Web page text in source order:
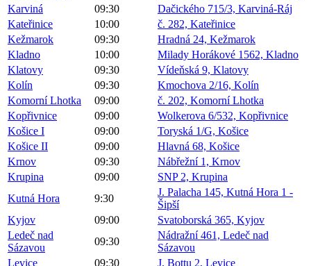
Karviná
09:30
Dačického 715/3, Karviná-Ráj
Kateřinice
10:00
č. 282, Kateřinice
Kežmarok
09:30
Hradná 24, Kežmarok
Kladno
10:00
Milady Horákové 1562, Kladno
Klatovy
09:30
Vídeňská 9, Klatovy
Kolín
09:30
Kmochova 2/16, Kolín
Komorní Lhotka
09:00
č. 202, Komorní Lhotka
Kopřivnice
09:00
Wolkerova 6/532, Kopřivnice
Košice I
09:00
Toryská 1/G, Košice
Košice II
09:00
Hlavná 68, Košice
Krnov
09:30
Nábřežní 1, Krnov
Krupina
09:00
SNP 2, Krupina
Kutná Hora
9:30
J. Palacha 145, Kutná Hora 1 -
Šipší
Kyjov
09:00
Svatoborská 365, Kyjov
Ledeč nad
Sázavou
09:30
Nádražní 461, Ledeč nad
Sázavou
Levice
09:30
J. Bottu 2, Levice